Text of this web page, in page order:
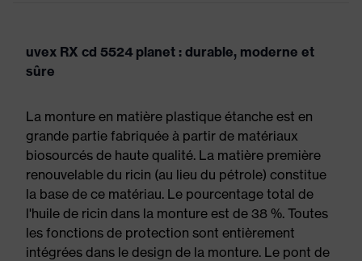
uvex RX cd 5524 planet : durable, moderne et
sûre
La monture en matière plastique étanche est en
grande partie fabriquée à partir de matériaux
biosourcés de haute qualité. La matière première
renouvelable du ricin (au lieu du pétrole) constitue
la base de ce matériau. Le pourcentage total de
l'huile de ricin dans la monture est de 38 %. Toutes
les fonctions de protection sont entièrement
intégrées dans le design de la monture. Le pont de